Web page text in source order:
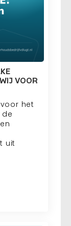
VOOR
het
uit